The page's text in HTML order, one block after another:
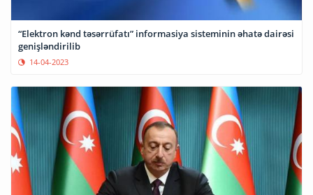
“Elektron kənd təsərrüfatı” informasiya sisteminin əhatə dairəsi
genişləndirilib
14-04-2023